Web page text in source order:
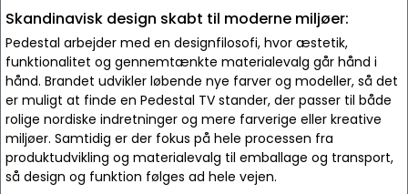
Skandinavisk design skabt til moderne miljøer:
Pedestal arbejder med en designfilosofi, hvor æstetik,
funktionalitet og gennemtænkte materialevalg går hånd i
hånd. Brandet udvikler løbende nye farver og modeller, så det
er muligt at finde en Pedestal TV stander, der passer til både
rolige nordiske indretninger og mere farverige eller kreative
miljøer. Samtidig er der fokus på hele processen fra
produktudvikling og materialevalg til emballage og transport,
så design og funktion følges ad hele vejen.